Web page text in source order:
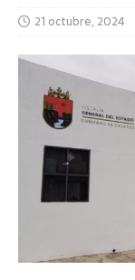
21 octubre, 2024